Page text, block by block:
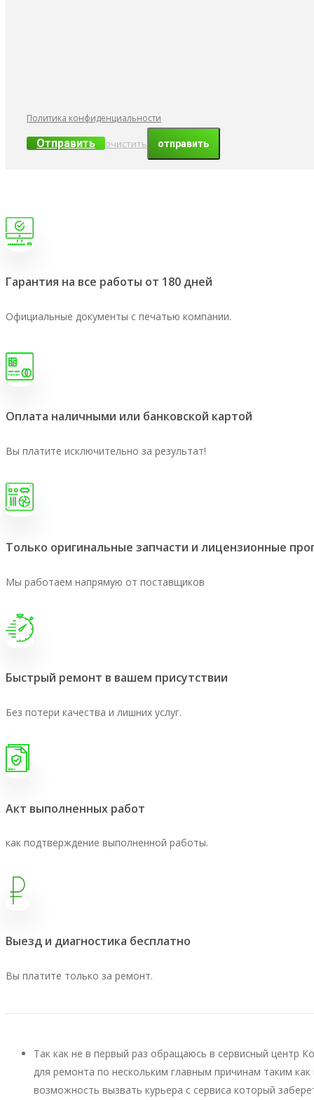
Политика конфиденциальности
Отправить очистить
Гарантия на все работы от 180 дней
Официальные документы с печатью компании.
Оплата наличными или банковской картой
Вы платите исключительно за результат!
Только оригинальные запчасти и лицензионные
Мы работаем напрямую от поставщиков
Быстрый ремонт в вашем присутствии
Без потери качества и лишних услуг.
Акт выполненных работ
как подтверждение выполненной работы.
Выезд и диагностика бесплатно
Вы платите только за ремонт.
Так как не в первый раз обращаюсь в сервисный центр
для ремонта по нескольким главным причинам таким
возможность вызвать курьера с сервиса который